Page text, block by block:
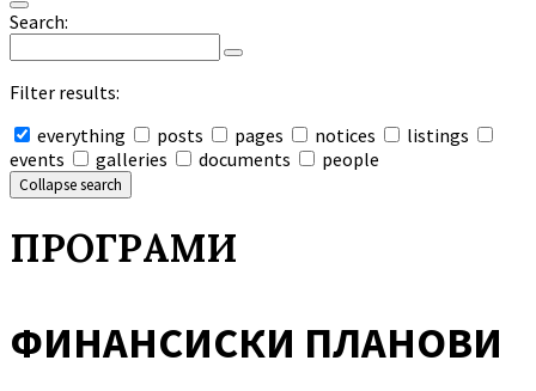
Search:
Filter results:
everything
posts pages notices
listings
events
galleries documents people
Collapse search
ПРОГРАМИ
ФИНАНСИСКИ ПЛАНОВИ